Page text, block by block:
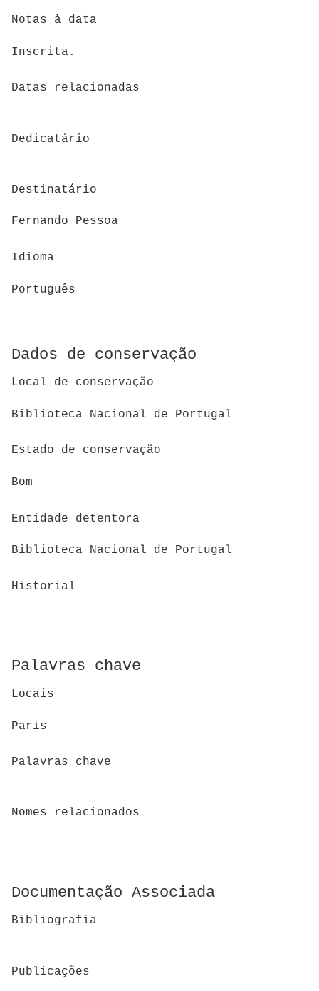
Notas à data
Inscrita.
Datas relacionadas
Dedicatário
Destinatário
Fernando Pessoa
Idioma
Português
Dados de conservação
Local de conservação
Biblioteca Nacional de Portugal
Estado de conservação
Bom
Entidade detentora
Biblioteca Nacional de Portugal
Historial
Palavras chave
Locais
Paris
Palavras chave
Nomes relacionados
Documentação Associada
Bibliografia
Publicações